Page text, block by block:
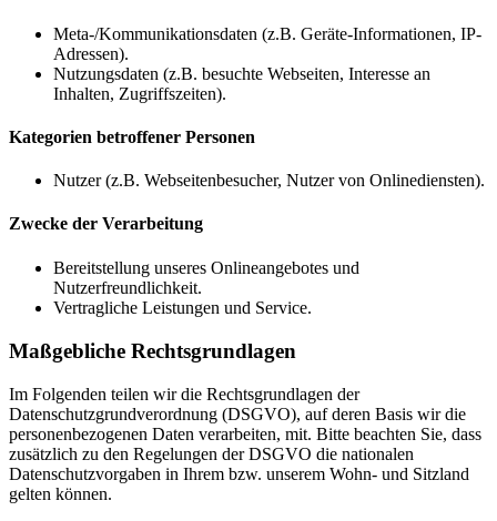
Meta-/Kommunikationsdaten (z.B. Geräte-Informationen, IP-
Adressen).
Nutzungsdaten (z.B. besuchte Webseiten, Interesse an
Inhalten, Zugriffszeiten).
Kategorien betroffener Personen
Nutzer (z.B. Webseitenbesucher, Nutzer von Onlinediensten).
Zwecke der Verarbeitung
Bereitstellung unseres Onlineangebotes und
Nutzerfreundlichkeit.
Vertragliche Leistungen und Service.
Maßgebliche Rechtsgrundlagen
Im Folgenden teilen wir die Rechtsgrundlagen der
Datenschutzgrundverordnung (DSGVO), auf deren Basis wir die
personenbezogenen Daten verarbeiten, mit. Bitte beachten Sie, dass
zusätzlich zu den Regelungen der DSGVO die nationalen
Datenschutzvorgaben in Ihrem bzw. unserem Wohn- und Sitzland
gelten können.